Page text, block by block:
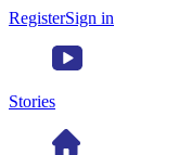
RegisterSign in
Stories